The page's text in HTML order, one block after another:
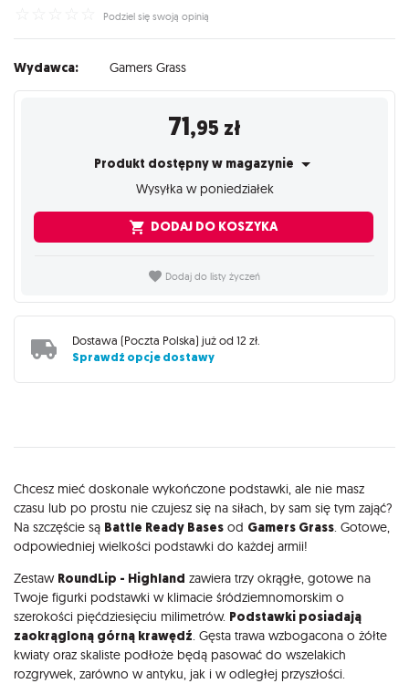
Podziel się swoją opinią
Wydawca: Gamers Grass
71,95 zł
Produkt dostępny w magazynie
Wysyłka w poniedziałek
DODAJ DO KOSZYKA
Dodaj do listy życzeń
Dostawa (Poczta Polska) już od 12 zł.
Sprawdź opcje dostawy
Opis
Chcesz mieć doskonale wykończone podstawki, ale nie masz
czasu lub po prostu nie czujesz się na siłach, by sam się tym zająć?
Na szczęście są Battle Ready Bases od Gamers Grass. Gotowe,
odpowiedniej wielkości podstawki do każdej armii!
Zestaw RoundLip - Highland zawiera trzy okrągłe, gotowe na
Twoje figurki podstawki w klimacie śródziemnomorskim o
szerokości pięćdziesięciu milimetrów. Podstawki posiadają
zaokrągloną górną krawędź. Gęsta trawa wzbogacona o żółte
kwiaty oraz skaliste podłoże będą pasować do wszelakich
rozgrywek, zarówno w antyku, jak i w odległej przyszłości.